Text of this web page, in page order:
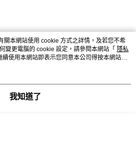
他一個好評吧
關本網站使用 cookie 方式之詳情，及若您不希
變更電腦的 cookie 設定，請參閱本網站「 隱私
續使用本網站即表示您同意本公司得按本網站使
。
我知道了